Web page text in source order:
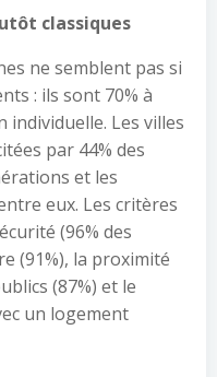
classiques
ne semblent pas si
: ils sont 70% à
individuelle. Les villes
par 44% des
et les
eux. Les critères
(96% des
(91%), la proximité
(87%) et le
un logement